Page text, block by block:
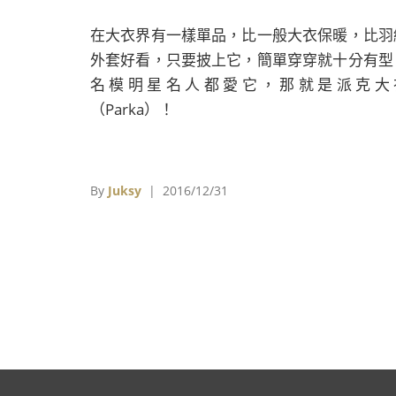
在大衣界有一樣單品，比一般大衣保暖，比
外套好看，只要披上它，簡單穿穿就十分有型
名模明星名人都愛它，那就是派克大
（Parka）！
By Juksy | 2016/12/31